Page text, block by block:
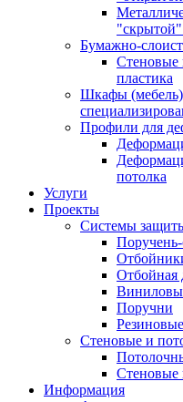
Бумажно-
Стеновые
пластика
Шкафы (мебель)
Профили для
потолка
Услуги
Проекты
Системы
Отбойная
Поручни
Стеновые и
Стеновые
Информация